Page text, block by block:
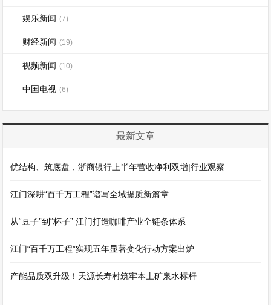
娱乐新闻 (7)
财经新闻 (19)
视频新闻 (10)
中国电视 (6)
最新文章
优结构、筑底盘，浙商银行上半年营收净利双增|行业观察
江门深耕“百千万工程”谱写全域提质新篇章
从“豆子”到“杯子” 江门打造咖啡产业全链条体系
江门“百千万工程”实现五年显著变化行动方案出炉
产能品质双升级！天源长寿村筑牢本土矿泉水标杆